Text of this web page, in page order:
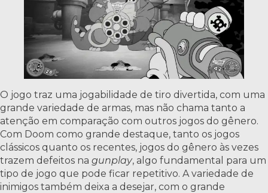
O jogo traz uma jogabilidade de tiro divertida, com uma
grande variedade de armas, mas não chama tanto a
atenção em comparação com outros jogos do gênero.
Com Doom como grande destaque, tanto os jogos
clássicos quanto os recentes, jogos do gênero às vezes
trazem defeitos na gunplay, algo fundamental para um
tipo de jogo que pode ficar repetitivo. A variedade de
inimigos também deixa a desejar, com o grande